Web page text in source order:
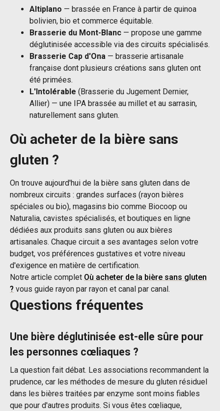
Altiplano — brassée en France à partir de quinoa
bolivien, bio et commerce équitable.
Brasserie du Mont-Blanc — propose une gamme
déglutinisée accessible via des circuits spécialisés.
Brasserie Cap d'Ona — brasserie artisanale
française dont plusieurs créations sans gluten ont
été primées.
L'Intolérable (Brasserie du Jugement Dernier,
Allier) — une IPA brassée au millet et au sarrasin,
naturellement sans gluten.
Où acheter de la bière sans
gluten ?
On trouve aujourd'hui de la bière sans gluten dans de
nombreux circuits : grandes surfaces (rayon bières
spéciales ou bio), magasins bio comme Biocoop ou
Naturalia, cavistes spécialisés, et boutiques en ligne
dédiées aux produits sans gluten ou aux bières
artisanales. Chaque circuit a ses avantages selon votre
budget, vos préférences gustatives et votre niveau
d'exigence en matière de certification.
Notre article complet Où acheter de la bière sans gluten
? vous guide rayon par rayon et canal par canal.
Questions fréquentes
Une bière déglutinisée est-elle sûre pour
les personnes cœliaques ?
La question fait débat. Les associations recommandent la
prudence, car les méthodes de mesure du gluten résiduel
dans les bières traitées par enzyme sont moins fiables
que pour d'autres produits. Si vous êtes cœliaque,